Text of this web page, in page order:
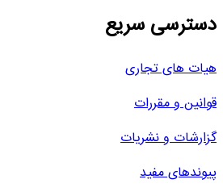
دسترسی سریع
هیات های تجاری
قوانین و مقررات
گزارشات و نشریات
پیوندهای مفید